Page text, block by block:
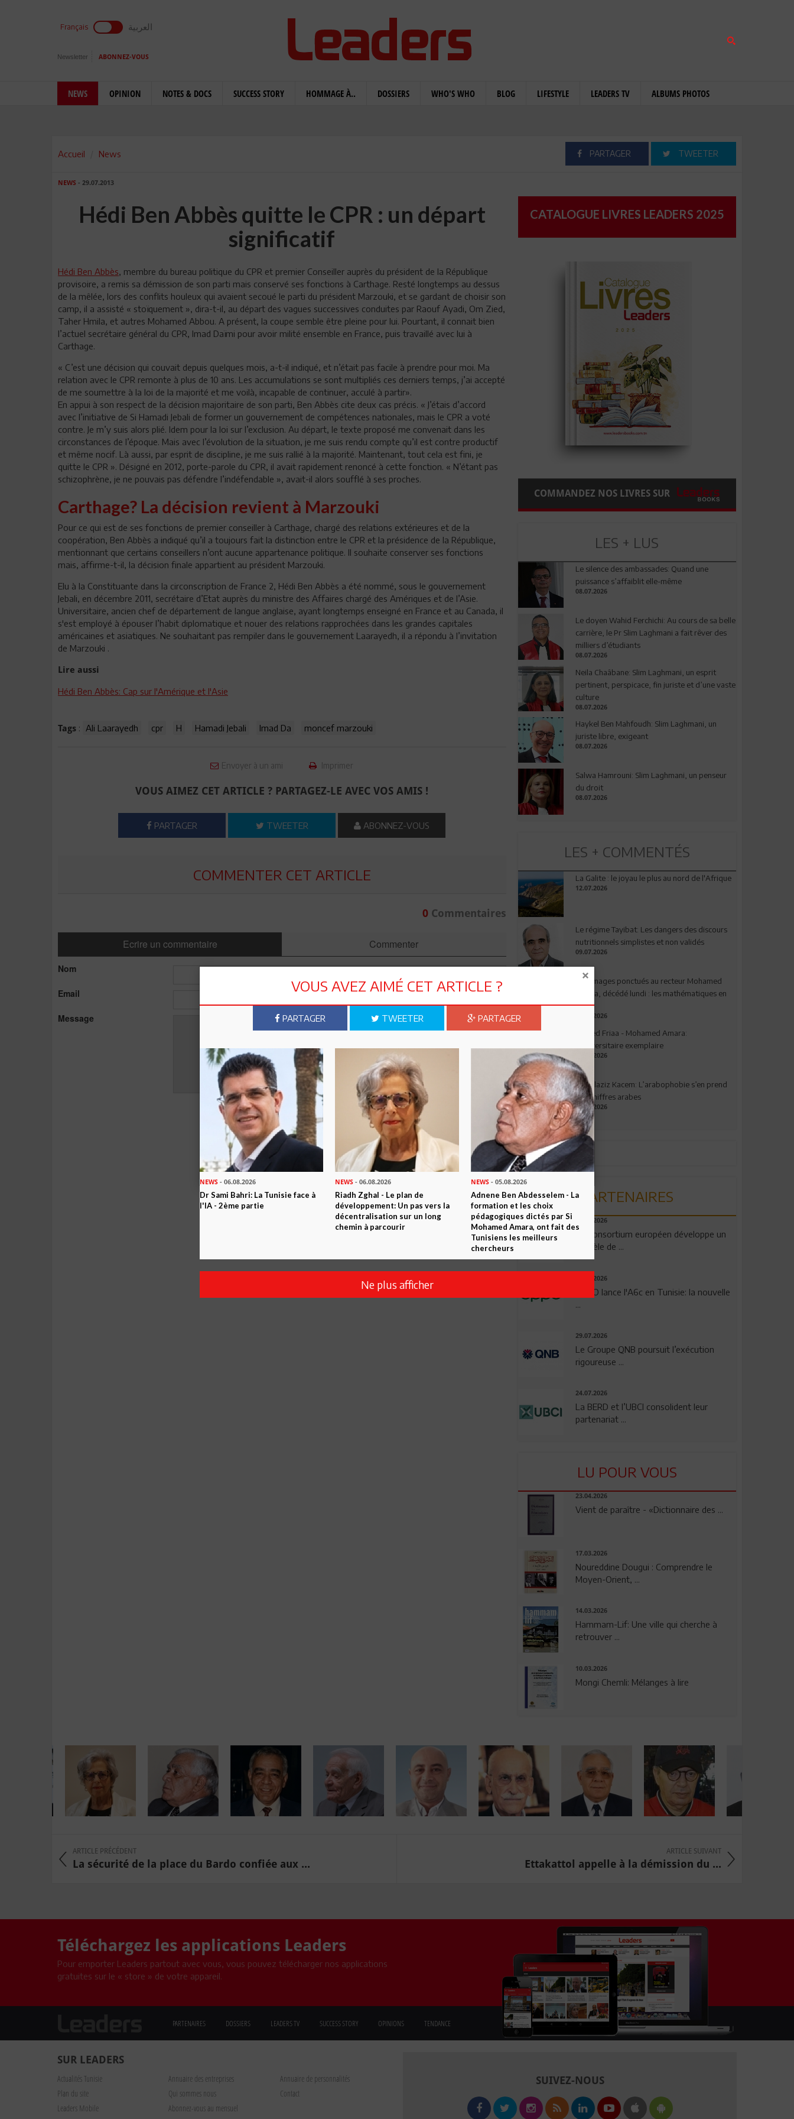
Français العربية
Newsletter ABONNEZ-VOUS
NEWS OPINION NOTES & DOCS SUCCESS STORY HOMMAGE À.. DOSSIERS WHO'S WHO BLOG LIFESTYLE LEADERS TV ALBUMS PHOTOS
Accueil News PARTAGER TWEETER
NEWS - 29.07.2013
Hédi Ben Abbès quitte le CPR : un départ
significatif
Hédi Ben Abbès, membre du bureau politique du CPR et premier Conseiller auprès du président de la République
provisoire, a remis sa démission de son parti mais conservé ses fonctions à Carthage. Resté longtemps au dessus
de la mêlée, lors des conflits houleux qui avaient secoué le parti du président Marzouki, et se gardant de choisir son
camp, il a assisté « stoïquement », dira-t-il, au départ des vagues successives conduites par Raouf Ayadi, Om Zied,
Taher Hmila, et autres Mohamed Abbou. A présent, la coupe semble être pleine pour lui. Pourtant, il connait bien
l’actuel secrétaire général du CPR, Imad Daïmi pour avoir milité ensemble en France, puis travaillé avec lui à
Carthage.
« C’est une décision qui couvait depuis quelques mois, a-t-il indiqué, et n’était pas facile à prendre pour moi. Ma
relation avec le CPR remonte à plus de 10 ans. Les accumulations se sont multipliés ces derniers temps, j’ai accepté
de me soumettre à la loi de la majorité et me voilà, incapable de continuer, acculé à partir».
En appui à son respect de la décision majoritaire de son parti, Ben Abbès cite deux cas précis. « J’étais d’accord
avec l’initiative de Si Hamadi Jebali de former un gouvernement de compétences nationales, mais le CPR a voté
contre. Je m’y suis alors plié. Idem pour la loi sur l’exclusion. Au départ, le texte proposé me convenait dans les
circonstances de l’époque. Mais avec l’évolution de la situation, je me suis rendu compte qu’il est contre productif
et même nocif. Là aussi, par esprit de discipline, je me suis rallié à la majorité. Maintenant, tout cela est fini, je
quitte le CPR ». Désigné en 2012, porte-parole du CPR, il avait rapidement renoncé à cette fonction. « N’étant pas
schizophrène, je ne pouvais pas défendre l’indéfendable », avait-il alors soufflé à ses proches.
Carthage? La décision revient à Marzouki
Pour ce qui est de ses fonctions de premier conseiller à Carthage, chargé des relations extérieures et de la
coopération, Ben Abbès a indiqué qu’il a toujours fait la distinction entre le CPR et la présidence de la République,
mentionnant que certains conseillers n’ont aucune appartenance politique. Il souhaite conserver ses fonctions
mais, affirme-t-il, la décision finale appartient au président Marzouki.
Elu à la Constituante dans la circonscription de France 2, Hédi Ben Abbès a été nommé, sous le gouvernement
Jebali, en décembre 2011, secrétaire d’Etat auprès du ministre des Affaires chargé des Amériques et de l’Asie.
Universitaire, ancien chef de département de langue anglaise, ayant longtemps enseigné en France et au Canada, il
s'est employé à épouser l’habit diplomatique et nouer des relations rapprochées dans les grandes capitales
américaines et asiatiques. Ne souhaitant pas rempiler dans le gouvernement Laarayedh, il a répondu à l’invitation
de Marzouki .
Lire aussi
Hédi Ben Abbès: Cap sur l'Amérique et l'Asie
Tags : Ali Laarayedh cpr H Hamadi Jebali Imad Da moncef marzouki
Envoyer à un ami Imprimer
VOUS AIMEZ CET ARTICLE ? PARTAGEZ-LE AVEC VOS AMIS !
PARTAGER TWEETER ABONNEZ-VOUS
COMMENTER CET ARTICLE
0Commentaires
Ecrire un commentaire Commenter
Nom
Email
Message
CATALOGUE LIVRES LEADERS 2025
COMMANDEZ NOS LIVRES SUR
LES + LUS
Le silence des ambassades: Quand une
puissance s’affaiblit elle-même
08.07.2026
Le doyen Wahid Ferchichi: Au cours de sa belle
carrière, le Pr Slim Laghmani a fait rêver des
milliers d’étudiants
08.07.2026
Neila Chaâbane: Slim Laghmani, un esprit
pertinent, perspicace, fin juriste et d’une vaste
culture
08.07.2026
Haykel Ben Mahfoudh: Slim Laghmani, un
juriste libre, exigeant
08.07.2026
Salwa Hamrouni: Slim Laghmani, un penseur
du droit
08.07.2026
LES + COMMENTÉS
La Galite : le joyau le plus au nord de l'Afrique
12.07.2026
Le régime Tayibat: Les dangers des discours
nutritionnels simplistes et non validés
09.07.2026
Hommages ponctués au recteur Mohamed
Amara, décédé lundi : les mathématiques en
deuil
03.08.2026
Ahmed Friaa - Mohamed Amara:
l’Universitaire exemplaire
04.08.2026
Abdelaziz Kacem: L’arabophobie s’en prend
aux chiffres arabes
09.07.2026
PARTENAIRES
06.08.2026
Un consortium européen développe un
modèle de ...
04.08.2026
OPPO lance l'A6c en Tunisie: la nouvelle
...
29.07.2026
Le Groupe QNB poursuit l’exécution
rigoureuse ...
24.07.2026
La BERD et l’UBCI consolident leur
partenariat ...
LU POUR VOUS
23.04.2026
Vient de paraître - «Dictionnaire des ...
17.03.2026
Noureddine Dougui : Comprendre le
Moyen-Orient, ...
14.03.2026
Hammam-Lif: Une ville qui cherche à
retrouver ...
10.03.2026
Mongi Chemli: Mélanges à lire
ARTICLE PRÉCÉDENT
La sécurité de la place du Bardo confiée aux ...
ARTICLE SUIVANT
Ettakattol appelle à la démission du ...
Téléchargez les applications Leaders
Pour emporter Leaders partout avec vous, vous pouvez télécharger nos applications
gratuites sur le « store » de votre appareil.
PARTENAIRES DOSSIERS LEADERS TV SUCCESS STORY OPINIONS TENDANCE
SUR LEADERS
Actualités Tunisie Annuaire des entreprises
Annuaire de personnalités
Plan du site
Qui sommes nous
Contact
Leaders Mobile
Abonnez-vous au mensuel
SUIVEZ-NOUS
VOUS AVEZ AIMÉ CET ARTICLE ?
PARTAGER TWEETER PARTAGER
NEWS - 06.08.2026
Dr Sami Bahri: La Tunisie face à
l'IA - 2ème partie
NEWS - 06.08.2026
Riadh Zghal - Le plan de
développement: Un pas vers la
décentralisation sur un long
chemin à parcourir
NEWS- 05.08.2026
Adnene Ben Abdesselem - La
formation et les choix
pédagogiques dictés par Si
Mohamed Amara, ont fait des
Tunisiens les meilleurs
chercheurs
Ne plus afficher